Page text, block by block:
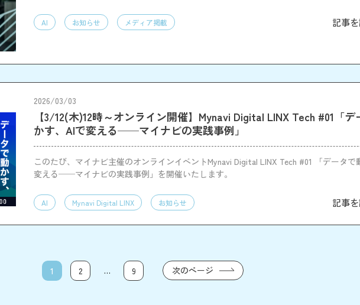
AI お知らせ メディア掲載 記事
2026/03/03
【3/12(木)12時～オンライン開催】Mynavi Digital LINX Tech #01「デ
かす、AIで変える──マイナビの実践事例」
このたび、マイナビ主催のオンラインイベントMynavi Digital LINX Tech #01 「データで
変える──マイナビの実践事例」を開催いたします。
AI Mynavi Digital LINX お知らせ 記事
1 2 … 9 次のページ